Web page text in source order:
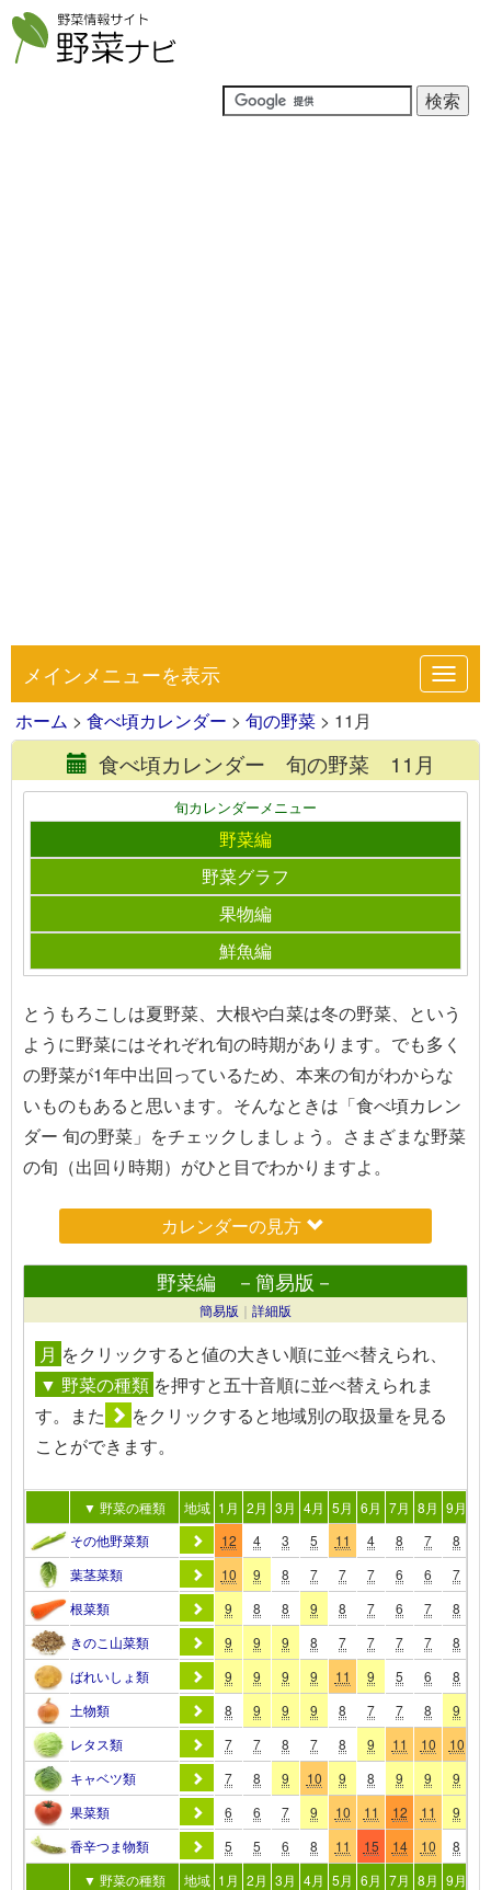
メインメニューを表示
ホーム > 食べ頃カレンダー > 旬の野菜 > 11月
食べ頃カレンダー 旬の野菜 11月
旬カレンダーメニュー
野菜編
野菜グラフ
果物編
鮮魚編
とうもろこしは夏野菜、大根や白菜は冬の野菜、という
ように野菜にはそれぞれ旬の時期があります。でも多く
の野菜が1年中出回っているため、本来の旬がわからな
いものもあると思います。そんなときは「食べ頃カレン
ダー 旬の野菜」をチェックしましょう。さまざまな野菜
の旬（出回り時期）がひと目でわかりますよ。
カレンダーの見方
野菜編 －簡易版－
簡易版 ｜ 詳細版
月 をクリックすると値の大きい順に並べ替えられ、
▼ 野菜の種類 を押すと五十音順に並べ替えられま
す。また
をクリックすると地域別の取扱量を見る
ことができます。
▼ 野菜の種類 地域 1月 2月 3月 4月 5月 6月 7月 8月 9月
その他野菜類
12 4 3 5 11 4 8 7 8
葉茎菜類
10 9 8 7 7 7 6 6 7
根菜類
9 8 8 9 8 7 6 7 8
きのこ山菜類
9 9 9 8 7 7 7 7 8
ばれいしょ類
9 9 9 9 11 9 5 6 8
土物類
8 9 9 9 8 7 7 8 9
レタス類
7 7 8 7 8 9 11 10 10
キャベツ類
7 8 9 10 9 8 9 9 9
果菜類
6 6 7 9 10 11 12 11 9
香辛つま物類
5 5 6 8 11 15 14 10 8
▼ 野菜の種類
地域 1月 2月 3月 4月 5月 6月 7月 8月 9月